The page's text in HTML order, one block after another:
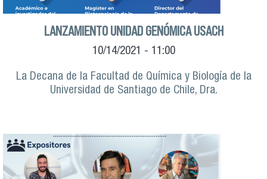
LANZAMIENTO UNIDAD GENÓMICA USACH
10/14/2021 - 11:00
La Decana de la Facultad de Química y Biología de la
Universidad de Santiago de Chile, Dra.